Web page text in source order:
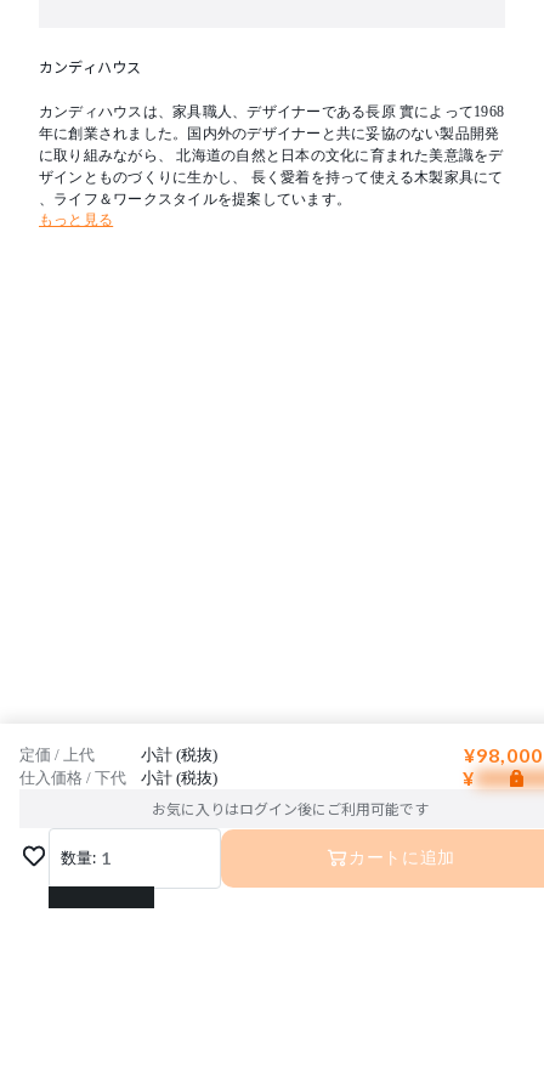
カンディハウス
カンディハウスは、家具職人、デザイナーである長原 實によって1968
年に創業されました。国内外のデザイナーと共に妥協のない製品開発
に取り組みながら、 北海道の自然と日本の文化に育まれた美意識をデ
ザインとものづくりに生かし、 長く愛着を持って使える木製家具にて
、ライフ＆ワークスタイルを提案しています。
もっと見る
定価 / 上代 小計 (税抜)
仕入価格 / 下代 小計 (税抜) ¥
お気に入りはログイン後にご利用可能です
数量: 1
1
カートに追加